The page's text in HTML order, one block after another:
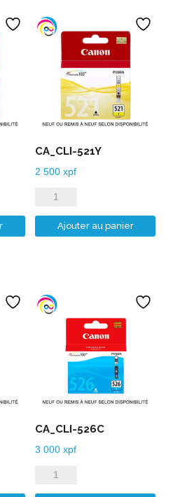
CA_CLI-521Y
2 500xpf
quantité
de
CA_CLI-
Ajouter au panier
CA_CLI-526C
3 000xpf
quantité
de